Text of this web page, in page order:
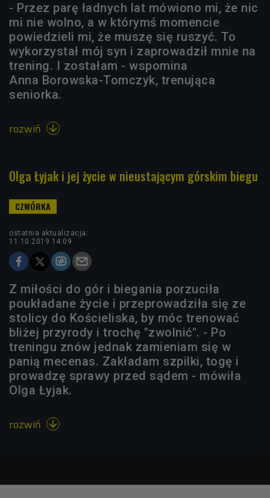
- Przez parę ładnych lat mówiono mi, że nic
mi nie wolno, a w którymś momencie
powiedzieli mi, że muszę się ruszyć. To
wykorzystał mój syn i zaprowadził mnie na
trening. I zostałam - wspomina
Anna Borowska-Tomczyk, trenująca
seniorka.
rozwiń 
Olga Łyjak i jej życie w nieustającym górskim biegu
ostatnia aktualizacja:
11.10.2019 14:09
Z miłości do gór i biegania porzuciła
poukładane życie i przeprowadziła się ze
stolicy do Kościeliska, by móc trenować
bliżej przyrody i trochę "zwolnić". - Po
treningu znów jednak zamieniam się w
panią mecenas. Zakładam szpilki, togę i
prowadzę sprawy przed sądem - mówiła
Olga Łyjak.
rozwiń 